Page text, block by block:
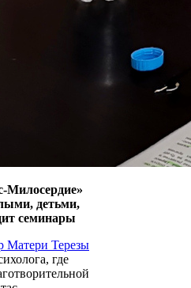
Милосердие»
детьми,
семинары
Матери Терезы
где